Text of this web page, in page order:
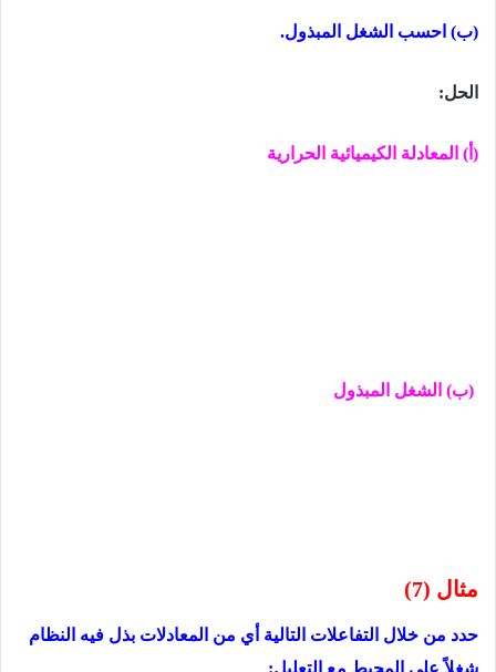
(ب) احسب الشغل المبذول.
الحل:
(أ) المعادلة الكیمیائیة الحراریة
(ب) الشغل المبذول
مثال (7)
حدد من خلال التفاعلات التالیة أي من المعادلات بذل فیه النظام